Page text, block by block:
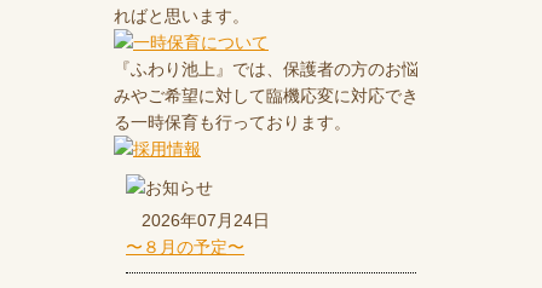
ればと思います。
『ふわり池上』では、保護者の方のお悩
みやご希望に対して臨機応変に対応でき
る一時保育も行っております。
2026年07月24日
〜８月の予定〜